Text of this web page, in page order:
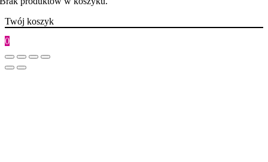
Twój koszyk
0